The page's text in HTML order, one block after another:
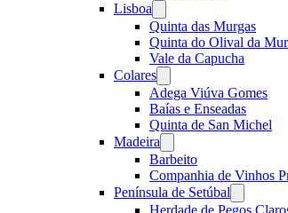
Lisboa
menu
Quinta das Murgas
Quinta do Olival da
Vale da Capucha
Colares
menu
Adega Viúva Gomes
Baías e Enseadas
Quinta de San Michel
Madeira
menu
Barbeito
Companhia de Vinhos
Península de Setúbal
menu
Herdade de Pegos